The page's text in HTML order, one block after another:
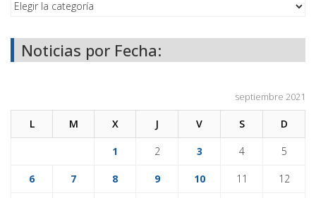
Noticias por Fecha:
septiembre 2021
L M X J V S D
1 2 3 4 5
6 7 8 9 10 11 12